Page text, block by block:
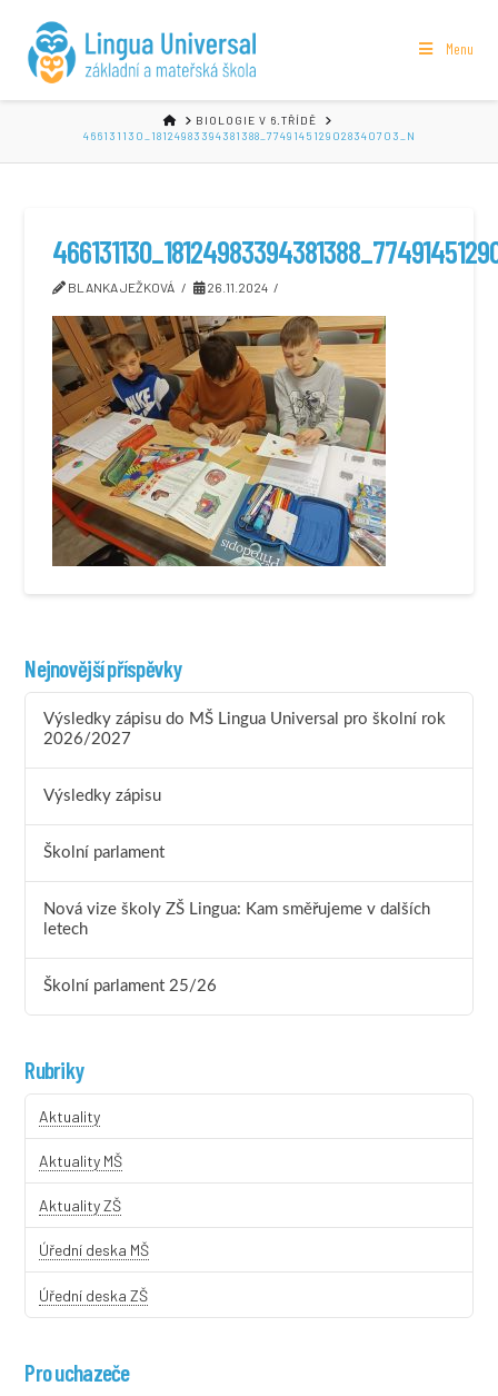
Menu
HOMEBIOLOGIE V 6.TŘÍDĚ
466131130_18124983394381388_7749145129028340703_N
BLANKA JEŽKOVÁ 26.11.2024
Nejnovější příspěvky
Výsledky zápisu do MŠ Lingua Universal pro školní rok
2026/2027
Výsledky zápisu
Školní parlament
Nová vize školy ZŠ Lingua: Kam směřujeme v dalších
letech
Školní parlament 25/26
Rubriky
Aktuality
Aktuality MŠ
Aktuality ZŠ
Úřední deska MŠ
Úřední deska ZŠ
Pro uchazeče